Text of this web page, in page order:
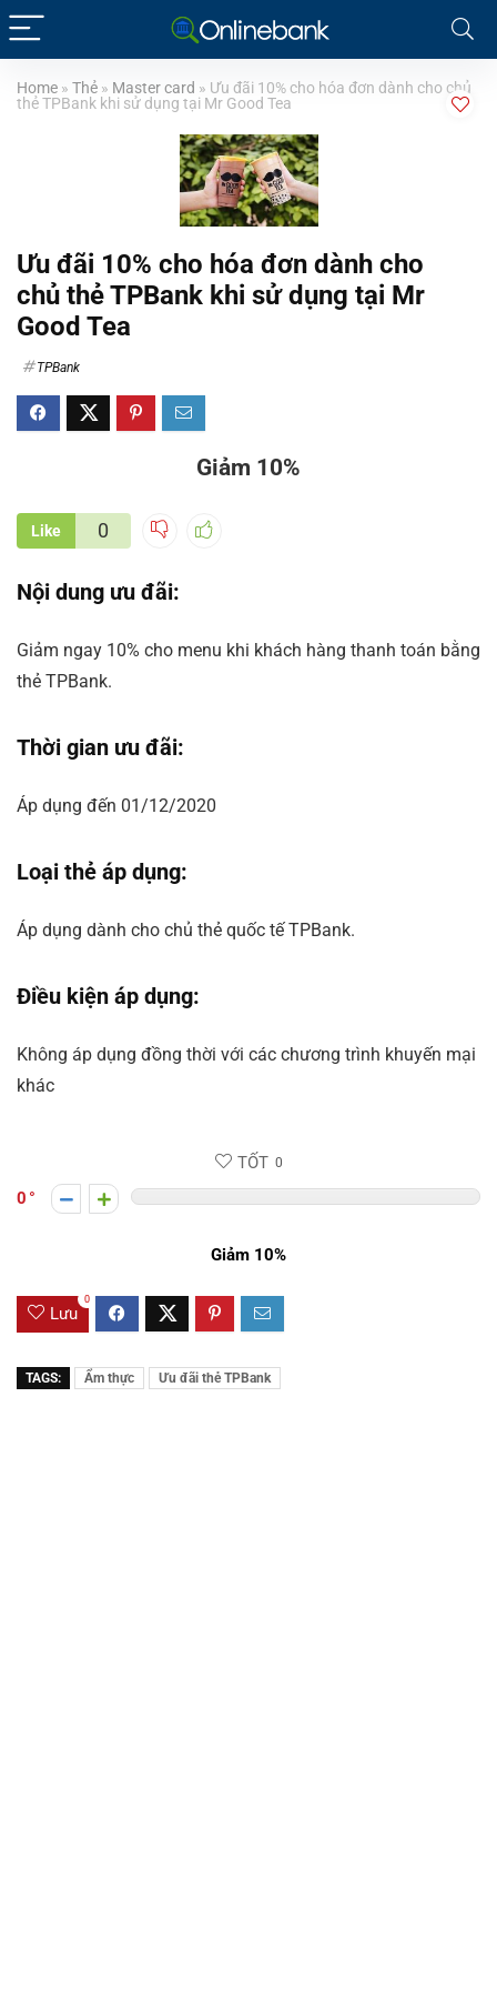
Home » Thẻ » Master card » Ưu đãi 10% cho hóa đơn dành cho chủ
thẻ TPBank khi sử dụng tại Mr Good Tea
Ưu đãi 10% cho hóa đơn dành cho
chủ thẻ TPBank khi sử dụng tại Mr
Good Tea
TPBank
Giảm 10%
Like 0
Nội dung ưu đãi:
Giảm ngay 10% cho menu khi khách hàng thanh toán bằng
thẻ TPBank.
Thời gian ưu đãi:
Áp dụng đến 01/12/2020
Loại thẻ áp dụng:
Áp dụng dành cho chủ thẻ quốc tế TPBank.
Điều kiện áp dụng:
Không áp dụng đồng thời với các chương trình khuyến mại
khác
TỐT 0
0
Giảm 10%
Lưu
0
TAGS: Ẩm thực Ưu đãi thẻ TPBank